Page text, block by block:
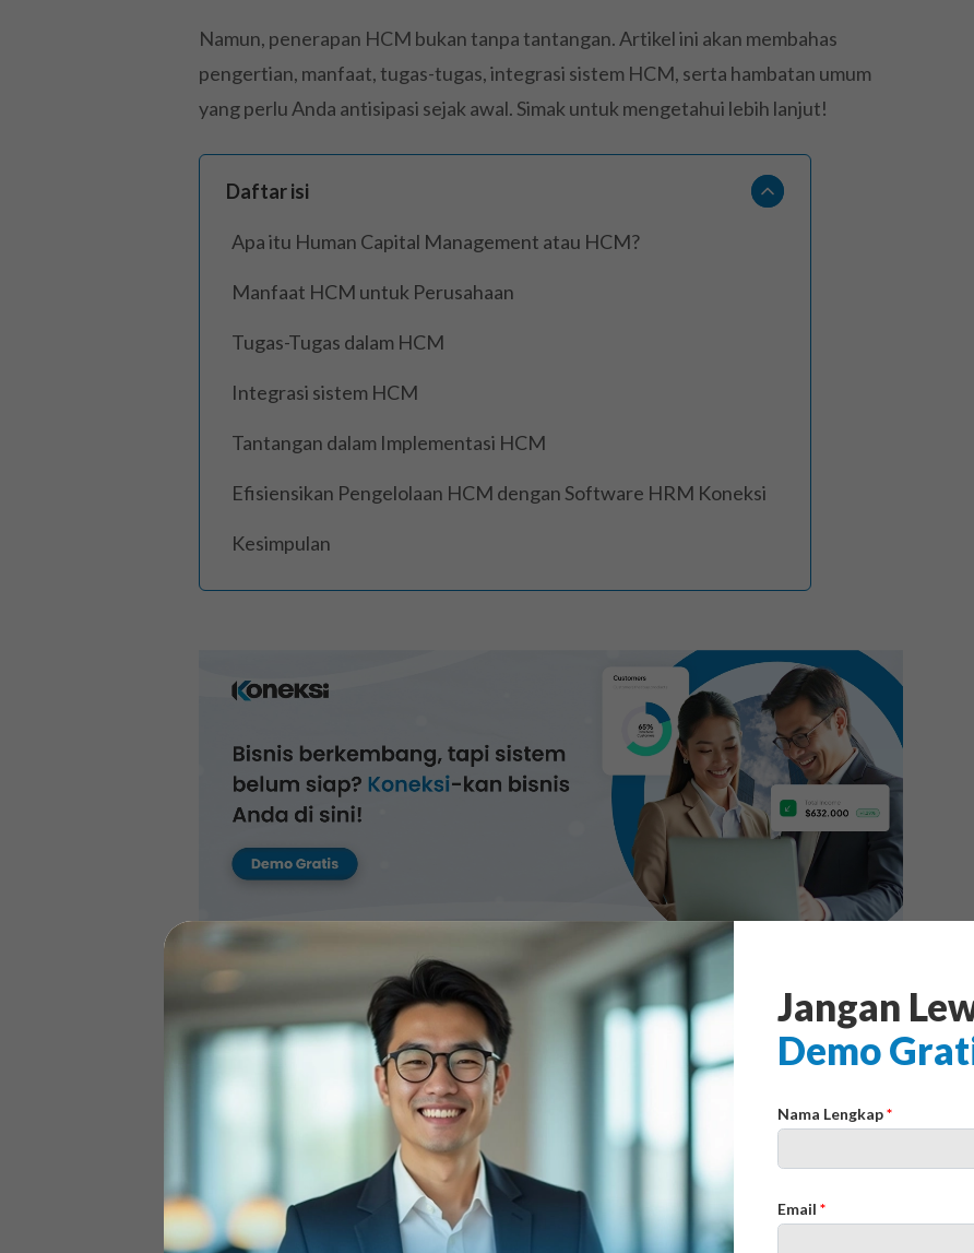
Jangan
Demo
Nama Lengkap*
Email *
Namun, penerapan HCM bukan tanpa tantangan. Artikel ini akan membahas
pengertian, manfaat, tugas-tugas, integrasi sistem HCM, serta hambatan umum
yang perlu Anda antisipasi sejak awal. Simak untuk mengetahui lebih lanjut!
Daftar isi
Apa itu Human Capital Management atau HCM?
Manfaat HCM untuk Perusahaan
Tugas-Tugas dalam HCM
Integrasi sistem HCM
Tantangan dalam Implementasi HCM
Efisiensikan Pengelolaan HCM dengan Software HRM Koneksi
Kesimpulan
Apa itu Human Capital Management atau
HCM?
Human Capital Management adalah strategi pengelolaan sumber daya manusia
(SDM) yang berfokus pada pengembangan karyawan sebagai aset utama
perusahaan. HCM mencakup proses mulai dari perekrutan, pelatihan, manajemen
kinerja, hingga pengembangan karier dan retensi karyawan.